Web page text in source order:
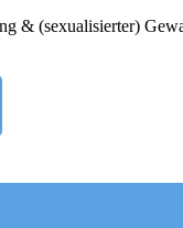
& (sexualisierter)